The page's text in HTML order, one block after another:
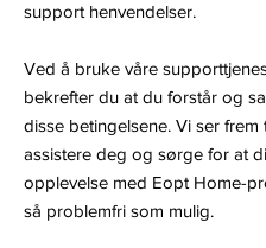
support henvendelser.
Ved å bruke våre
bekrefter du at du forstår og
disse betingelsene. Vi ser frem
assistere deg og sørge for at
opplevelse med Eopt Home-
så problemfri som mulig.